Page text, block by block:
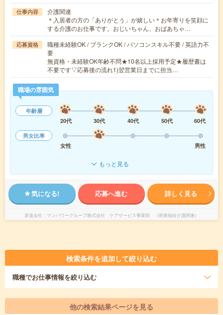
仕事内容
介護関連
＊入居者の方の「ありがとう」が嬉しい＊お年寄りを笑顔に
する介護のお仕事です。おじいちゃん、おばあちゃ…
応募資格
職種未経験OK / ブランクOK / パソコンスキル不要 / 英語力不
要
無資格・未経験OK年齢不問★10名以上採用予定★履歴書は
不要です▽応募後の流れ1)翌営業日までに担当…
職場の雰囲気
年齢層
20代
30代 40代 50代
60代
男女比率
女性
男性
もっと見る
気になる! 応募へ進む 詳しく見る
派遣会社 マンパワーグループ株式会社 ケアサービス事業部 （医療福祉介護関連）
検索条件を追加して絞り込む
職種でお仕事情報を絞り込む
他の検索結果ページを見る